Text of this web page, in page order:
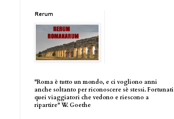
Rerum
"Roma è tutto un mondo, e ci vogliono anni
anche soltanto per riconoscere sè stessi. Fortunati
quei viaggiatori che vedono e riescono a
ripartire" W. Goethe